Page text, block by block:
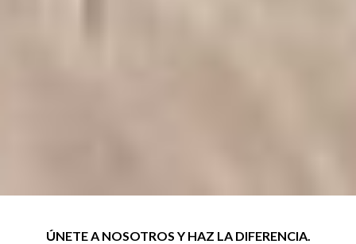
ÚNETE A NOSOTROS Y HAZ LA DIFERENCIA.